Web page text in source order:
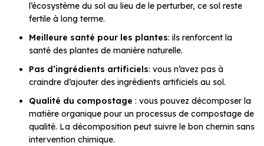
l’écosystème du sol au lieu de le perturber, ce sol reste
fertile à long terme.
Meilleure santé pour les plantes: ils renforcent la
santé des plantes de manière naturelle.
Pas d’ingrédients artificiels: vous n’avez pas à
craindre d’ajouter des ingrédients artificiels au sol.
Qualité du compostage : vous pouvez décomposer la
matière organique pour un processus de compostage de
qualité. La décomposition peut suivre le bon chemin sans
intervention chimique.